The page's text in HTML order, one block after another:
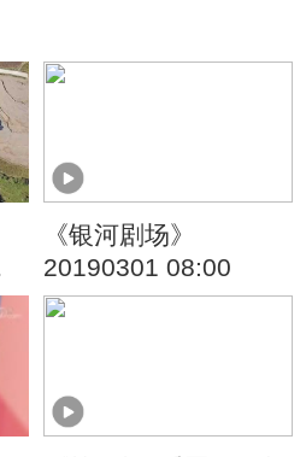
《银河剧场》
20190301 08:00